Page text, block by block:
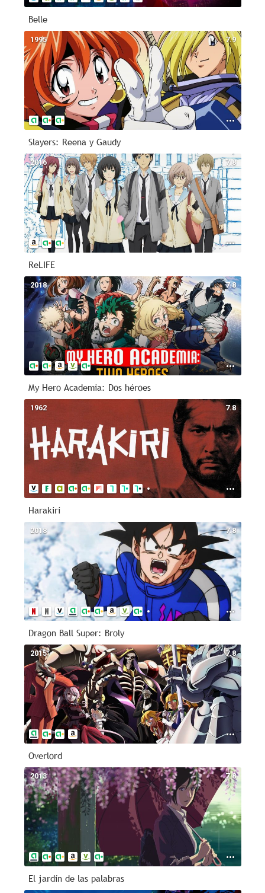
Belle
7.9
1995
Slayers: Reena y Gaudy
7.8
2016
ReLIFE
7.8
2018
My Hero Academia: Dos héroes
7.8
1962
Harakiri
7.8
2018
Dragon Ball Super: Broly
7.8
2015
Overlord
7.8
2013
El jardín de las palabras